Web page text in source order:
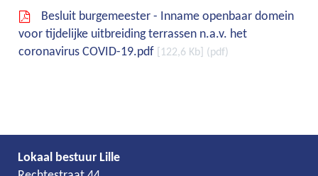
Besluit burgemeester - Inname openbaar domein
voor tijdelijke uitbreiding terrassen n.a.v. het
coronavirus COVID-19.pdf
122,6 Kb pdf
Lokaal bestuur Lille